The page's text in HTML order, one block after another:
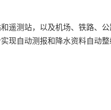
遥测站，以及机场、铁路、
现自动测报和降水资料自动